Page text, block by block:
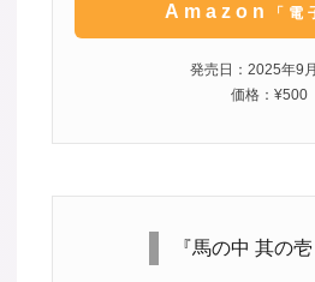
Amazon 「電
発売日：2025年9
価格：¥500
『馬の中 其の壱